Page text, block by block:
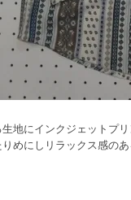
地にインクジェットプ
めにしリラックス感の